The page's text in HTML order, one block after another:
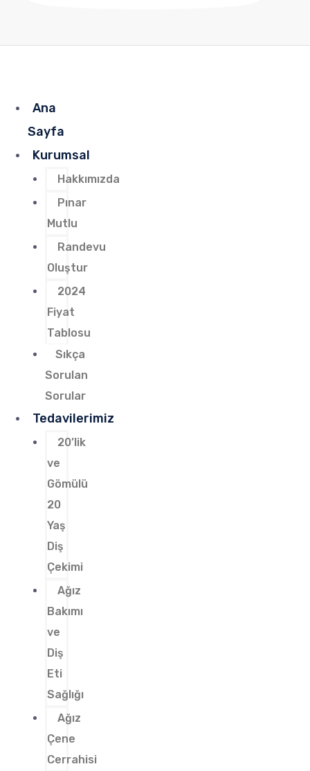
Ana
Sayfa
Kurumsal
Hakkımızda
Pınar
Mutlu
Randevu
Oluştur
2024
Fiyat
Tablosu
Sıkça
Sorulan
Sorular
Tedavilerimiz
20’lik
ve
Gömülü
20
Yaş
Diş
Çekimi
Ağız
Bakımı
ve
Diş
Eti
Sağlığı
Ağız
Çene
Cerrahisi